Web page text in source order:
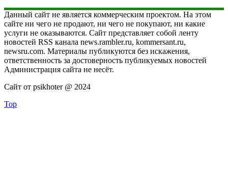
Данный сайт не является коммерческим проектом. На этом
сайте ни чего не продают, ни чего не покупают, ни какие
услуги не оказываются. Сайт представляет собой ленту
новостей RSS канала news.rambler.ru, kommersant.ru,
newsru.com. Материалы публикуются без искажения,
ответственность за достоверность публикуемых новостей
Администрация сайта не несёт.
Сайт от psikhoter @ 2024
Top